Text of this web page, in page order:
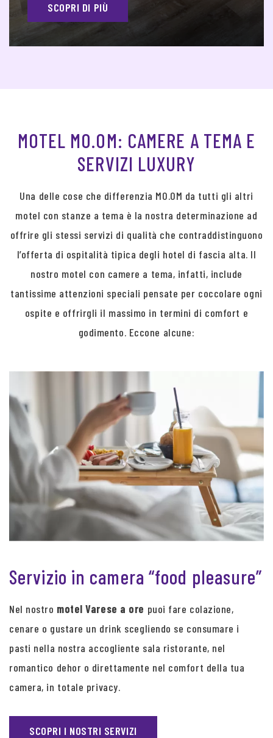
SCOPRI DI PIÙ
MOTEL MO.OM: CAMERE A TEMA E
SERVIZI LUXURY
Una delle cose che differenzia MO.OM da tutti gli altri
motel con stanze a tema è la nostra determinazione ad
offrire gli stessi servizi di qualità che contraddistinguono
l’offerta di ospitalità tipica degli hotel di fascia alta. Il
nostro motel con camere a tema, infatti, include
tantissime attenzioni speciali pensate per coccolare ogni
ospite e offrirgli il massimo in termini di comfort e
godimento. Eccone alcune:
Servizio in camera “food pleasure”
Nel nostro motel Varese a ore puoi fare colazione,
cenare o gustare un drink scegliendo se consumare i
pasti nella nostra accogliente sala ristorante, nel
romantico dehor o direttamente nel comfort della tua
camera, in totale privacy.
SCOPRI I NOSTRI SERVIZI